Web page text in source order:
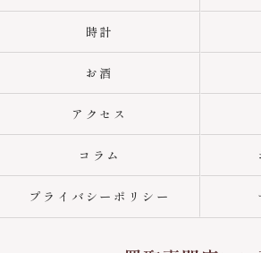
時計
お酒
アクセス
コラム
プライバシーポリシー